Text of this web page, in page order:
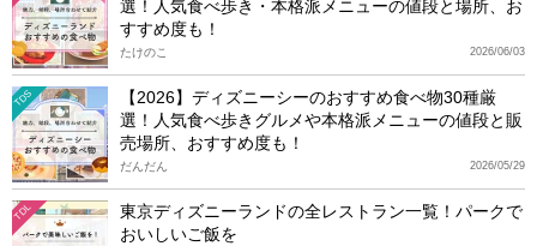
選！人気食べ歩き・本格派メニューの値段と場所、お
すすめ度も！
2026/06/03
たけのこ
TDS
【2026】ディズニーシーのおすすめ食べ物30種厳
選！人気食べ歩きグルメや本格派メニューの値段と販
売場所、おすすめ度も！
2026/05/29
だんだん
TDL
東京ディズニーランドの全レストラン一覧！パークで
おいしいご飯を